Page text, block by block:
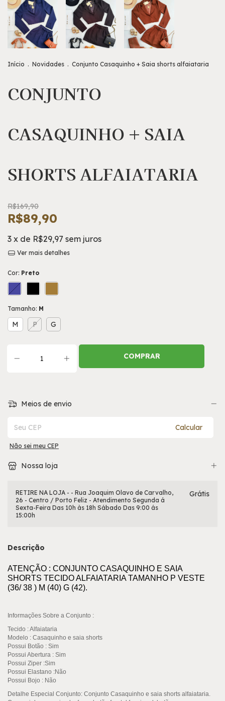
Início . Novidades . Conjunto Casaquinho + Saia shorts alfaiataria
CONJUNTO
CASAQUINHO + SAIA
SHORTS ALFAIATARIA
R$169,90
R$89,90
3 x de R$29,97 sem juros
Ver mais detalhes
Cor: Preto
Tamanho: M
M P G
Meios de envio
Calcular
Não sei meu CEP
Nossa loja
RETIRE NA LOJA - - Rua Joaquim Olavo de Carvalho,
26 - Centro / Porto Feliz - Atendimento Segunda á
Sexta-Feira Das 10h às 18h Sábado Das 9:00 ás
15:00h
Grátis
Descrição
ATENÇÃO : CONJUNTO CASAQUINHO E SAIA
SHORTS TECIDO ALFAIATARIA TAMANHO P VESTE
(36/ 38 ) M (40) G (42).
Informações Sobre a Conjunto :
Tecido : Alfaiataria
Modelo : Casaquinho e saia shorts
Possui Botão : Sim
Possui Abertura : Sim
Possui Ziper :Sim
Possui Elastano :Não
Possui Bojo : Não
Detalhe Especial Conjunto: Conjunto Casaquinho e saia shorts alfaiataria.